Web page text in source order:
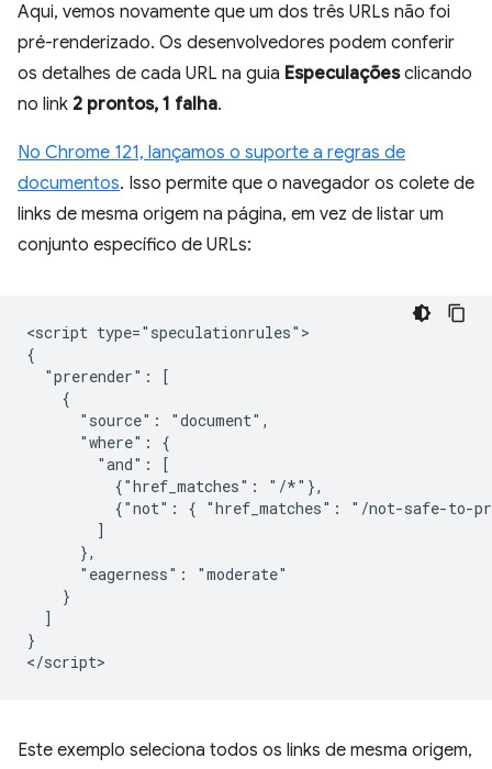
Aqui, vemos novamente que um dos três URLs não foi
pré-renderizado. Os desenvolvedores podem conferir
os detalhes de cada URL na guia Especulaçõesclicando
no link 2 prontos, 1 falha.
No Chrome 121, lançamos o suporte a regras de
documentos. Isso permite que o navegador os colete de
links de mesma origem na página, em vez de listar um
conjunto específico de URLs:
<script type="speculationrules">
{
  "prerender": [
    {
      "source": "document",
      "where": {
        "and": [
          {"href_matches": "/*"},
{"not": { "href_matches": "/not-safe-to-
        ]
      },
      "eagerness": "moderate"
    }
  ]
}
Este exemplo seleciona todos os links de mesma origem,